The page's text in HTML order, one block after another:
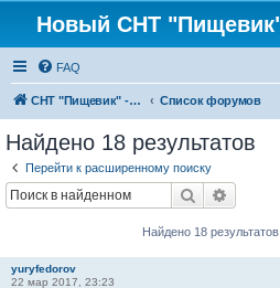
Новый СНТ
FAQ
СНТ "Пищевик" - возвращение на Главную страницу Список форумов
Найдено 18 результатов
Перейти к расширенному поиску
Поиск
Найдено 18 результатов
yuryfedorov
22 мар 2017, 23:23